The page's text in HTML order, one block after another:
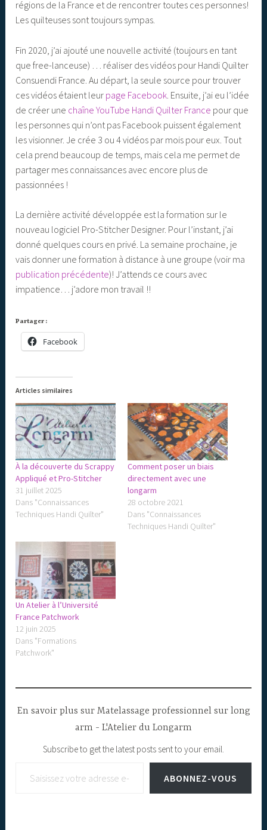
régions de la France et de rencontrer toutes ces personnes!
Les quilteuses sont toujours sympas.
Fin 2020, j’ai ajouté une nouvelle activité (toujours en tant
que free-lanceuse) … réaliser des vidéos pour Handi Quilter
Consuendi France. Au départ, la seule source pour trouver
ces vidéos étaient leur page Facebook . Ensuite, j’ai eu l’idée
de créer une chaîne YouTube Handi Quilter France pour que
les personnes qui n’ont pas Facebook puissent également
les visionner. Je crée 3 ou 4 vidéos par mois pour eux. Tout
cela prend beaucoup de temps, mais cela me permet de
partager mes connaissances avec encore plus de
passionnées !
La dernière activité développée est la formation sur le
nouveau logiciel Pro-Stitcher Designer. Pour l’instant, j’ai
donné quelques cours en privé. La semaine prochaine, je
vais donner une formation à distance à une groupe (voir ma
publication précédente)! J’attends ce cours avec
impatience… j’adore mon travail !!
Partager :
Facebook
Articles similaires
À la découverte du Scrappy
Appliqué et Pro-Stitcher
31 juillet 2025
Dans "Connaissances
Techniques Handi Quilter"
Comment poser un biais
directement avec une
longarm
28 octobre 2021
Dans "Connaissances
Techniques Handi Quilter"
Un Atelier à l’Université
France Patchwork
12 juin 2025
Dans "Formations
Patchwork"
En savoir plus sur Matelassage professionnel sur long
arm - L'Atelier du Longarm
Subscribe to get the latest posts sent to your email.
ABONNEZ-VOUS